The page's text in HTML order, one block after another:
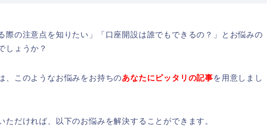
際の注意点を知りたい」「口座開設は誰でもできるの？」とお悩みの
しょうか？
、このようなお悩みをお持ちのあなたにピッタリの記事を用意しまし
ただければ、以下のお悩みを解決することができます。